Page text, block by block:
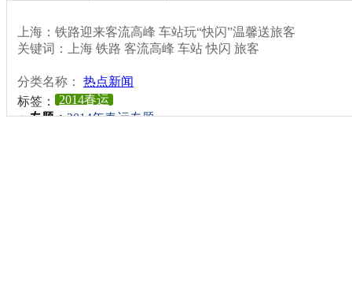
上海：铁路迎来客流高峰 车站玩“快闪”温馨送旅客
关键词：上海 铁路 客流高峰 车站 快闪 旅客
分类名称： 热点新闻
标签：
2014春运
专题：2014年春运专题